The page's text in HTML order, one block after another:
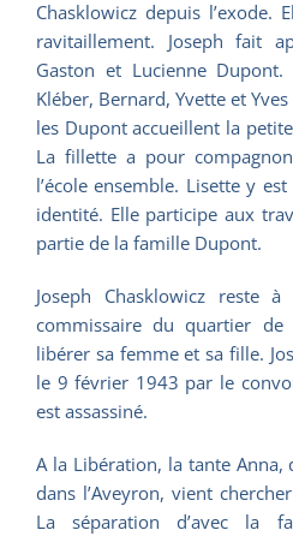
Chasklowicz depuis
ravitaillement. Joseph fait
Gaston et Lucienne
Kléber, Bernard, Yvette et
les Dupont accueillent la
La fillette a pour
l’école ensemble. Lisette y
identité. Elle participe aux
partie de la famille Dupont.
Joseph Chasklowicz reste
commissaire du quartier
libérer sa femme et sa fille.
le 9 février 1943 par le
est assassiné.
A la Libération, la tante Anna,
dans l’Aveyron, vient
La séparation d’avec la